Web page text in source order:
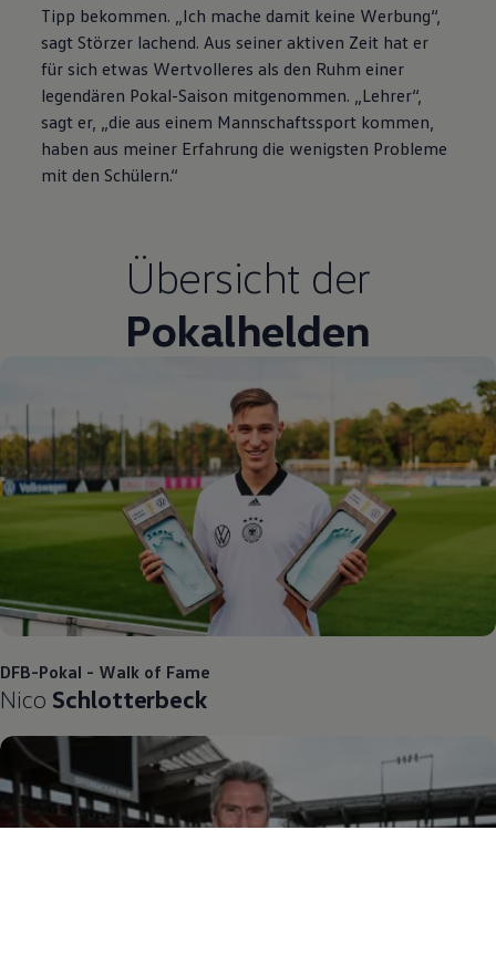
Tipp bekommen. „Ich mache damit keine Werbung“,
sagt Störzer lachend. Aus seiner aktiven Zeit hat er
für sich etwas Wertvolleres als den Ruhm einer
legendären Pokal-Saison mitgenommen. „Lehrer“,
sagt er, „die aus einem Mannschaftssport kommen,
haben aus meiner Erfahrung die wenigsten Probleme
mit den Schülern.“
Übersicht der
Pokalhelden
DFB-Pokal - Walk of Fame
Nico Schlotterbeck